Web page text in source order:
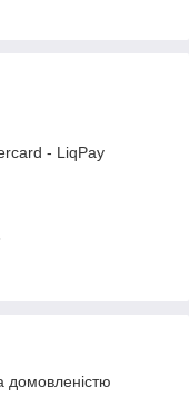
- LiqPay
домовленістю